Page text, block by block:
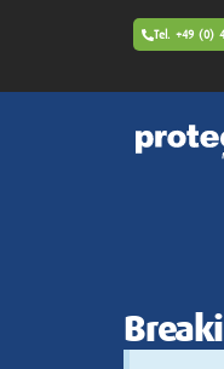
Tel. +49 (0)